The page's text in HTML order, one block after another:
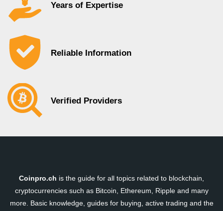
Years of Expertise
Reliable Information
Verified Providers
Coinpro.ch is the guide for all topics related to blockchain,
cryptocurrencies such as Bitcoin, Ethereum, Ripple and many
more. Basic knowledge, guides for buying, active trading and the